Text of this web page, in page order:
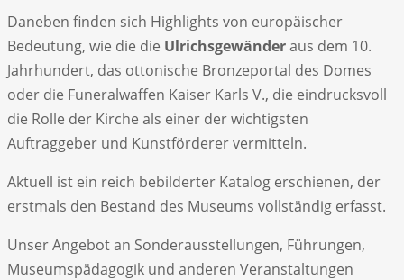
Daneben finden sich Highlights von europäischer
Bedeutung, wie die die Ulrichsgewänderaus dem 10.
Jahrhundert, das ottonische Bronzeportal des Domes
oder die Funeralwaffen Kaiser Karls V., die eindrucksvoll
die Rolle der Kirche als einer der wichtigsten
Auftraggeber und Kunstförderer vermitteln.
Aktuell ist ein reich bebilderter Katalog erschienen, der
erstmals den Bestand des Museums vollständig erfasst.
Unser Angebot an Sonderausstellungen, Führungen,
Museumspädagogik und anderen Veranstaltungen